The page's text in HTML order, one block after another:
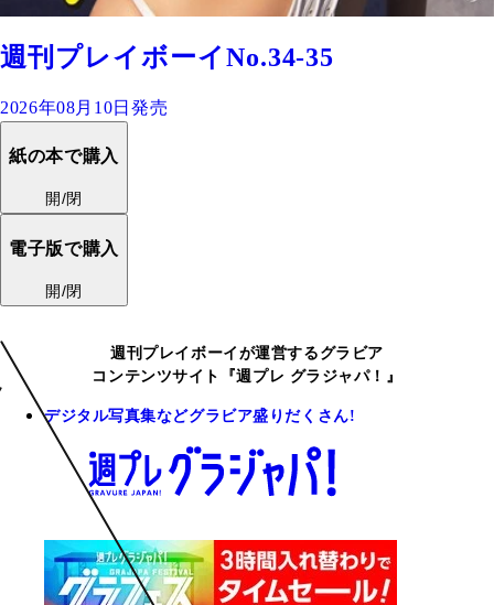
週刊プレイボーイNo.34-35
2026年08月10日発売
紙の本で購入
開/閉
電子版で購入
開/閉
週刊プレイボーイが運営するグラビア
コンテンツサイト『週プレ グラジャパ！』
デジタル写真集などグラビア盛りだくさん!